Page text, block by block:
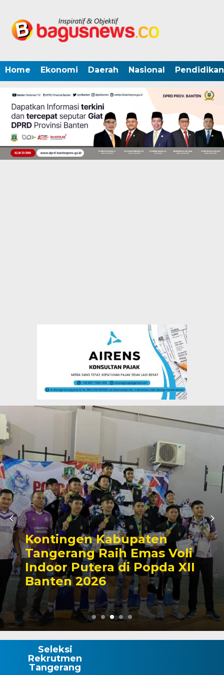
Home Ekonomi Daerah Nasional Pendidikan
Kontingen Kabupaten
Tangerang Raih Emas Voli
Indoor Putera di Popda XII
Banten 2026
Seleksi
Rekrutmen
Tangerang